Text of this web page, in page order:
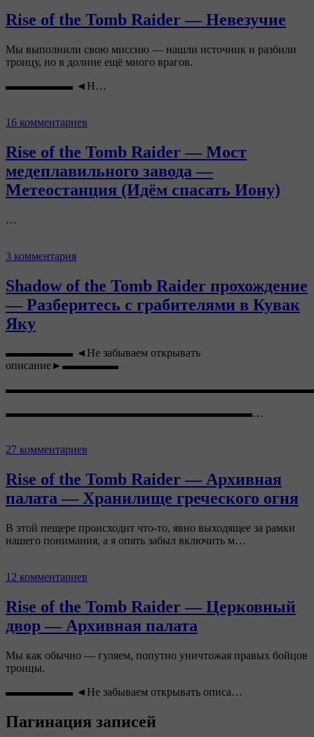
Rise of the Tomb Raider — Невезучие
Мы выполнили свою миссию — нашли источник и разбили
троицу, но в долине ещё много врагов.
▬▬▬▬▬▬ ◄Н…
16 комментариев
Rise of the Tomb Raider — Мост
медеплавильного завода —
Метеостанция (Идём спасать Иону)
…
3 комментария
Shadow of the Tomb Raider прохождение
— Разберитесь с грабителями в Кувак
Яку
▬▬▬▬▬▬ ◄Не забываем открывать
описание►▬▬▬▬▬
▬▬▬▬▬▬▬▬▬▬▬▬▬▬▬▬▬▬▬▬▬▬…
27 комментариев
Rise of the Tomb Raider — Архивная
палата — Хранилище греческого огня
В этой пещере происходит что-то, явно выходящее за рамки
нашего понимания, а я опять забыл включить м…
12 комментариев
Rise of the Tomb Raider — Церковный
двор — Архивная палата
Мы как обычно — гуляем, попутно уничтожая правых бойцов
троицы.
▬▬▬▬▬▬ ◄Не забываем открывать описа…
Пагинация записей